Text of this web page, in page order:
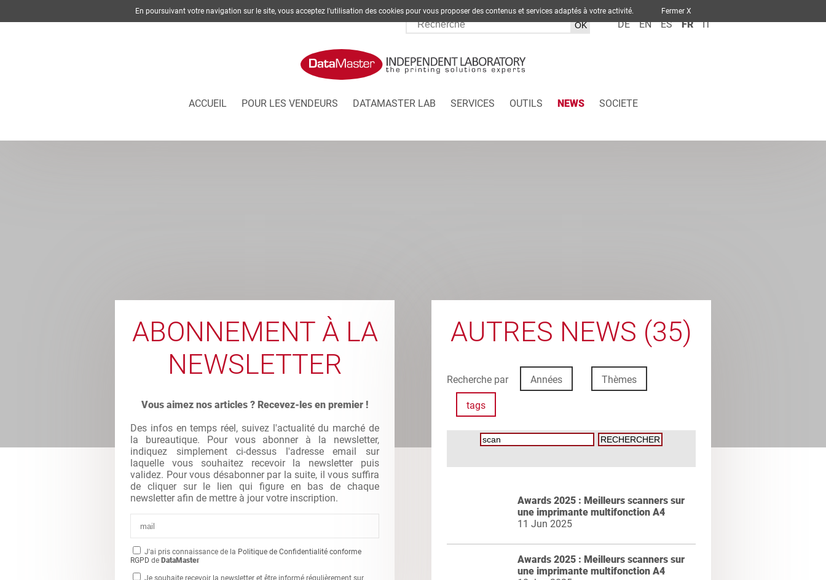
DE EN ES FR IT
ACCUEIL POUR LES VENDEURS DATAMASTER LAB SERVICES OUTILS NEWS SOCIETE
ABONNEMENT À LA
NEWSLETTER
Vous aimez nos articles ? Recevez-les en premier !
Des infos en temps réel, suivez l'actualité du marché de
la bureautique. Pour vous abonner à la newsletter,
indiquez simplement ci-dessus l'adresse email sur
laquelle vous souhaitez recevoir la newsletter puis
validez. Pour vous désabonner par la suite, il vous suffira
de cliquer sur le lien qui figure en bas de chaque
newsletter afin de mettre à jour votre inscription.
J'ai pris connaissance de la Politique de Confidentialité conforme
RGPD de DataMaster
Je souhaite recevoir la newsletter et être informé régulièrement sur
AUTRES NEWS (35)
Recherche par Années Thèmes
tags
Awards 2025 : Meilleurs scanners sur
une imprimante multifonction A4
11 Jun 2025
Awards 2025 : Meilleurs scanners sur
une imprimante multifonction A4
En poursuivant votre navigation sur le site, vous acceptez l'utilisation des cookies pour vous proposer des contenus et services adaptés à votre activité. Fermer X